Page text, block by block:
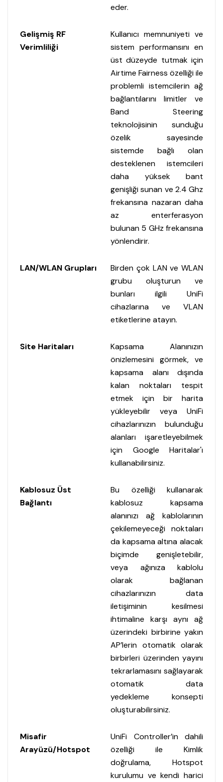
eder.
Gelişmiş RF
Verimliliği
Kullanıcı memnuniyeti ve
sistem performansını en
üst düzeyde tutmak için
Airtime Fairness özelliği ile
problemli istemcilerin ağ
bağlantılarını limitler ve
Band Steering
teknolojisinin sunduğu
özelik sayesinde
sistemde bağlı olan
desteklenen istemcileri
daha yüksek bant
genişliği sunan ve 2.4 Ghz
frekansına nazaran daha
az enterferasyon
bulunan 5 GHz frekansına
yönlendirir.
LAN/WLAN Grupları
Birden çok LAN ve WLAN
grubu oluşturun ve
bunları ilgili UniFi
cihazlarına ve VLAN
etiketlerine atayın.
Site Haritaları
Kapsama Alanınızın
önizlemesini görmek, ve
kapsama alanı dışında
kalan noktaları tespit
etmek için bir harita
yükleyebilir veya UniFi
cihazlarınızın bulunduğu
alanları işaretleyebilmek
için Google Haritalar'ı
kullanabilirsiniz.
Kablosuz Üst
Bağlantı
Bu özelliği kullanarak
kablosuz kapsama
alanınızı ağ kablolarının
çekilemeyeceği noktaları
da kapsama altına alacak
biçimde genişletebilir,
veya ağınıza kablolu
olarak bağlanan
cihazlarınızın data
iletişiminin kesilmesi
ihtimaline karşı aynı ağ
üzerindeki birbirine yakın
AP’lerin otomatik olarak
birbirleri üzerinden yayını
tekrarlamasını sağlayarak
otomatik data
yedekleme konsepti
oluşturabilirsiniz.
Misafir
Arayüzü/Hotspot
UniFi Controller’in dahili
özelliği ile Kimlik
doğrulama, Hotspot
kurulumu ve kendi harici